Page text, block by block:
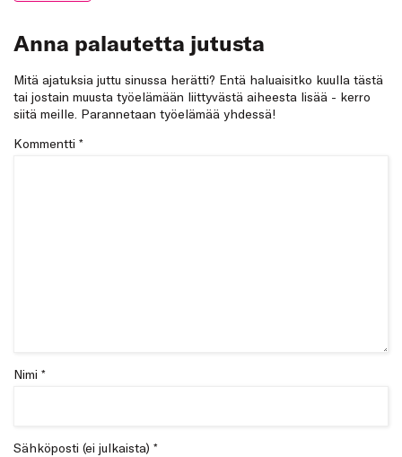
Anna palautetta jutusta
Mitä ajatuksia juttu sinussa herätti? Entä haluaisitko kuulla tästä
tai jostain muusta työelämään liittyvästä aiheesta lisää - kerro
siitä meille. Parannetaan työelämää yhdessä!
Kommentti *
Nimi *
Sähköposti (ei julkaista) *